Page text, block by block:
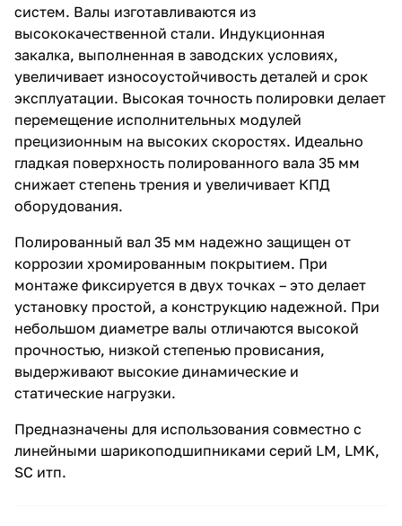
систем. Валы изготавливаются из
высококачественной стали. Индукционная
закалка, выполненная в заводских условиях,
увеличивает износоустойчивость деталей и срок
эксплуатации. Высокая точность полировки делает
перемещение исполнительных модулей
прецизионным на высоких скоростях. Идеально
гладкая поверхность полированного вала 35 мм
снижает степень трения и увеличивает КПД
оборудования.
Полированный вал 35 мм надежно защищен от
коррозии хромированным покрытием. При
монтаже фиксируется в двух точках – это делает
установку простой, а конструкцию надежной. При
небольшом диаметре валы отличаются высокой
прочностью, низкой степенью провисания,
выдерживают высокие динамические и
статические нагрузки.
Предназначены для использования совместно с
линейными шарикоподшипниками серий LM, LMK,
SC итп.